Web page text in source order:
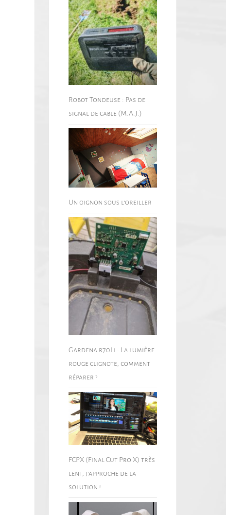
Robot Tondeuse : Pas de
signal de cable (M.A.J.)
Un oignon sous l’oreiller
Gardena r70Li : La lumière
rouge clignote, comment
réparer ?
FCPX (Final Cut Pro X) très
lent, j’approche de la
solution !